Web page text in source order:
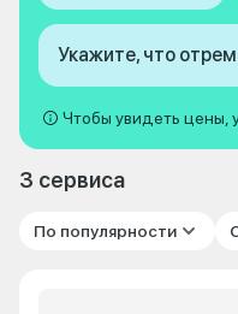
Укажите, что
Чтобы увидеть цены,
3 сервиса
По популярности